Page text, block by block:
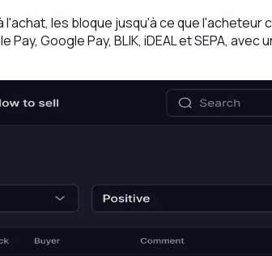
les bloque jusqu'à ce que l'acheteur
Google Pay, BLIK, iDEAL et SEPA,